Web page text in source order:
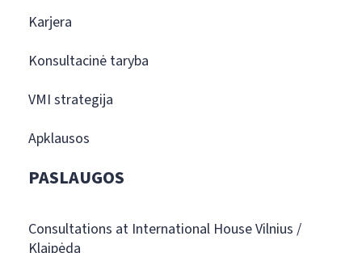
Karjera
Konsultacinė taryba
VMI strategija
Apklausos
PASLAUGOS
Consultations at International House Vilnius /
Klaipėda